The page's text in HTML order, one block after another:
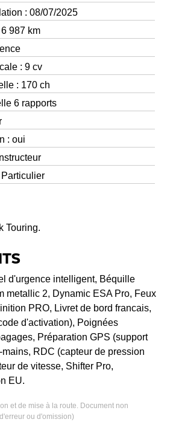
: 08/07/2025
987 km
: 9 cv
: 170 ch
6 rapports
: oui
Touring.
d'urgence intelligent, Béquille
metallic 2, Dynamic ESA Pro, Feux
PRO, Livret de bord francais,
d'activation), Poignées
Préparation GPS (support
RDC (capteur de pression
de vitesse, Shifter Pro,
EU.
et de mise à la route. Document non
ou d'omission)